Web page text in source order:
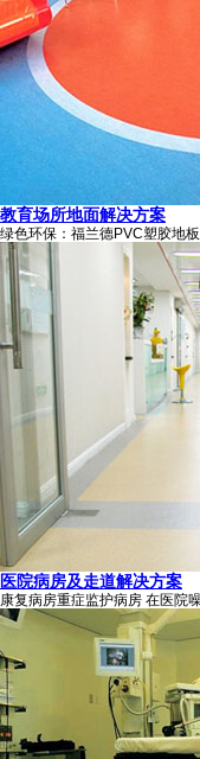
教育场所地面解决方案
绿色环保：福兰德PVC塑胶地
医院病房及走道解决方案
康复病房重症监护病房 在医院